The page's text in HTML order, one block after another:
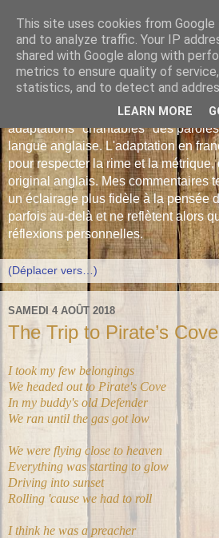
Les
Polyphrène
Versions françaises inédites : déjà
adaptations "chantables" des
langue anglaise. L'adaptation en
pour respecter la rime et la
original anglais. Mes commentaires
un éclairage plus fidèle à la pensée
parfois au-delà et ne reflètent alors
réflexions personnelles.
SAMEDI 4 AOÛT 2018
The Trip to Pirate’s Cove
I took my few belongings
We headed out to Pirate's Cove
In my buddy's old Defender
We ran until the gas got low
We were flying close to heaven
Everything was starting to glow
Driving into sunset
Rolling 'cause we had to roll
I think he was a preacher
This site uses cookies from
and to analyze traffic. Your IP
shared with Google along with
metrics to ensure quality of
statistics, and to detect and
LEARN MORE